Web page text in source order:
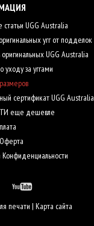
UGG Australia
угг от подделок
UGG Australia
уходу за уггами
сертификат UGG Australia
еще дешевле
Конфиденциальности
печати | Карта сайта